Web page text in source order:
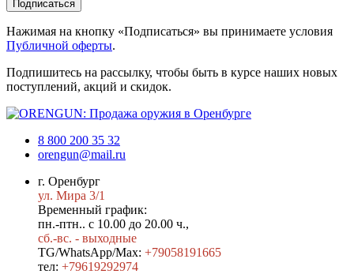
Подписаться
Нажимая на кнопку «Подписаться» вы принимаете условия
Публичной оферты.
Подпишитесь на рассылку, чтобы быть в курсе наших новых
поступлений, акций и скидок.
8 800 200 35 32
orengun@mail.ru
г. Оренбург
ул. Мира 3/1
Временный график:
пн.-птн.. с 10.00 до 20.00 ч.,
сб.-вс. - выходные
TG/WhatsApp/Max: +79058191665
тел: +79619292974